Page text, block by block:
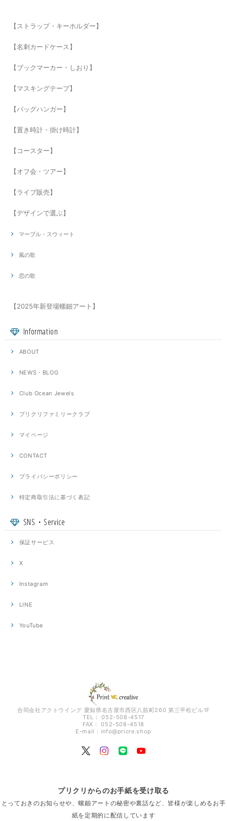
【ストラップ・キーホルダー】
【名刺カードケース】
【ブックマーカー・しおり】
【マスキングテープ】
【バッグハンガー】
【置き時計・掛け時計】
【コースター】
【オフ会・ツアー】
【ライブ販売】
【デザインで選ぶ】
マーブル・スウィート
風の歌
恋の歌
【2025年新登場螺鈿アート】
Information
ABOUT
NEWS・BLOG
Club Ocean Jewels
プリクリファミリークラブ
マイページ
CONTACT
プライバシーポリシー
特定商取引法に基づく表記
SNS・Service
保証サービス
X
Instagram
LINE
YouTube
合同会社アクトウイング 愛知県名古屋市西区八筋町260 第三平松ビル1F
TEL： 052-508-4517
FAX： 052-508-4518
E-mail： info@pricre.shop
プリクリからのお手紙を受け取る
とっておきのお知らせや、螺鈿アートの秘密や裏話など、皆様が楽しめるお手
紙を定期的に配信しています